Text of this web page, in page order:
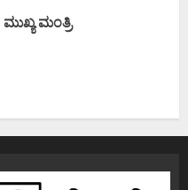
ಮಂತ್ರಿ